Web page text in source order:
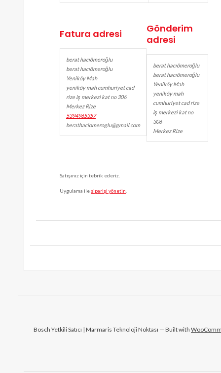
Fatura adresi
berat hacıömeroğlu
berat hacıömeroğlu
Yeniköy Mah
yeniköy mah cumhuriyet cad
rize iş merkezi kat no 306
Merkez Rize
5394965357
berathaciomeroglu@gmail.com
Gönderim
adresi
berat hacıömeroğlu
berat hacıömeroğlu
Yeniköy Mah
yeniköy mah
cumhuriyet cad rize
iş merkezi kat no
306
Merkez Rize
Satışınız için tebrik ederiz.
Uygulama ile siparişi yönetin
Bosch Yetkili Satıcı | Marmaris Teknoloji Noktası — Built with